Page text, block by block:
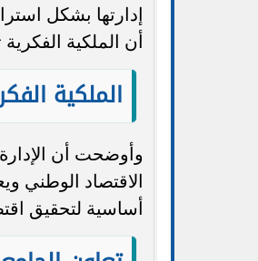
إدارتها بشكل
أن الملكية
الملكية
وأوضحت أن الإدارة
الاقتصاد الوطني
أساسية لتحقيق